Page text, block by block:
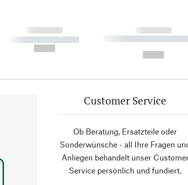
------------
----------- -----------
------------
----------- -----------
Customer Service
Ob Beratung, Ersatzteile oder
Sonderwünsche - all Ihre Fragen
Anliegen behandelt unser
Service persönlich und fundiert.